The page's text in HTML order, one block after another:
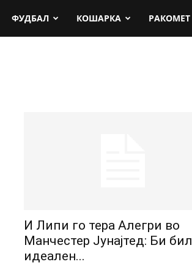
ФУДБАЛ КОШАРКА РАКОМЕТ
И Липи го тера Алегри во
Манчестер Јунајтед: Би бил
идеален...